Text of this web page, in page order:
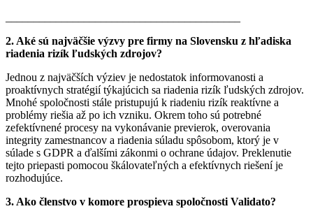
2. Aké sú najväčšie výzvy pre firmy na Slovensku z hľadiska
riadenia rizík ľudských zdrojov?
Jednou z najväčších výziev je nedostatok informovanosti a
proaktívnych stratégií týkajúcich sa riadenia rizík ľudských zdrojov.
Mnohé spoločnosti stále pristupujú k riadeniu rizík reaktívne a
problémy riešia až po ich vzniku. Okrem toho sú potrebné
zefektívnené procesy na vykonávanie previerok, overovania
integrity zamestnancov a riadenia súladu spôsobom, ktorý je v
súlade s GDPR a ďalšími zákonmi o ochrane údajov. Preklenutie
tejto priepasti pomocou škálovateľných a efektívnych riešení je
rozhodujúce.
3. Ako členstvo v komore prospieva spoločnosti Validato?